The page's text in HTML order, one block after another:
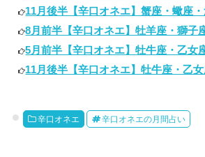
11月後半【辛口オネエ】蟹座・蠍座
8月前半【辛口オネエ】牡羊座・獅子
5月前半【辛口オネエ】牡牛座・乙女
11月後半【辛口オネエ】牡牛座・乙
辛口オネエ 辛口オネエの月間占い